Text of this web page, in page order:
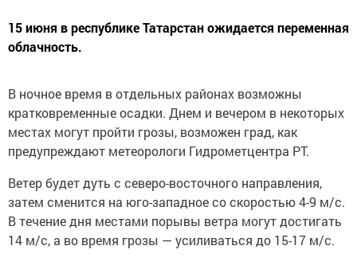
15 июня в республике Татарстан ожидается переменная
облачность.
В ночное время в отдельных районах возможны
кратковременные осадки. Днем и вечером в некоторых
местах могут пройти грозы, возможен град, как
предупреждают метеорологи Гидрометцентра РТ.
Ветер будет дуть с северо-восточного направления,
затем сменится на юго-западное со скоростью 4-9 м/с.
В течение дня местами порывы ветра могут достигать
14 м/с, а во время грозы — усиливаться до 15-17 м/с.